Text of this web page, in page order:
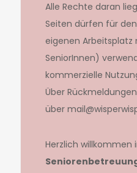
Alle Rechte daran
Seiten dürfen für
eigenen
SeniorInnen)
kommerzielle
Über
über
Herzlich willkommen